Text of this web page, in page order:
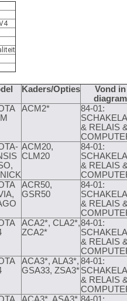
Kaders/Opties
Vond in
diagram
ACM2*
84-01:
& RELAIS
ACM20,
CLM20
84-01:
& RELAIS
ACR50,
GSR50
84-01:
& RELAIS
ACA2*, CLA2*,
ZCA2*
84-01:
& RELAIS
ACA3*, ALA3*,
GSA33, ZSA3*
84-01:
& RELAIS